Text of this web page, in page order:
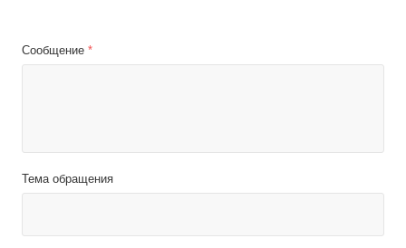
Сообщение *
Тема обращения